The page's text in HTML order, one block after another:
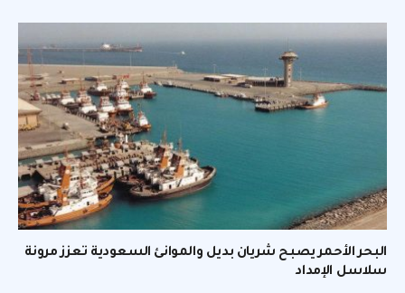
البحر الأحمر يصبح شريان بديل والموانئ السعودية تعزز مرونة
سلاسل الإمداد